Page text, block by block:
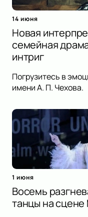
14 июня
Новая
семейная
интриг
Погрузитесь в
имени А. П. Чехова.
1 июня
Восемь
танцы на